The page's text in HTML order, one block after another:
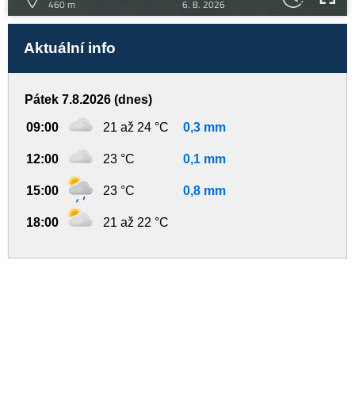
460 m
6. 8. 2026
Aktuální info
Pátek 7.8.2026 (dnes)
09:00 21 až 24 °C 0,3 mm
12:00 23 °C 0,1 mm
15:00 23 °C 0,8 mm
18:00 21 až 22 °C